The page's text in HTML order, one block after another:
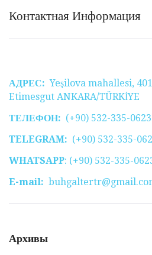
Контактная Информация
АДРЕС: Yeşilova mahallesi,
Etimesgut ANKARA/TÜRKİYE
ТЕЛЕФОН: (+90) 532-335-0623
TELEGRAM: (+90) 532-335-
WHATSAPP: (+90) 532-335-
E-mail:
Архивы